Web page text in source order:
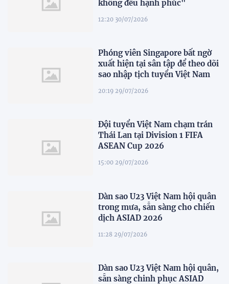
không đều hạnh phúc"
12:20 30/07/2026
Phóng viên Singapore bất ngờ
xuất hiện tại sân tập để theo dõi
sao nhập tịch tuyển Việt Nam
20:19 29/07/2026
Đội tuyển Việt Nam chạm trán
Thái Lan tại Division 1 FIFA
ASEAN Cup 2026
15:00 29/07/2026
Dàn sao U23 Việt Nam hội quân
trong mưa, sẵn sàng cho chiến
dịch ASIAD 2026
11:28 29/07/2026
Dàn sao U23 Việt Nam hội quân,
sẵn sàng chinh phục ASIAD